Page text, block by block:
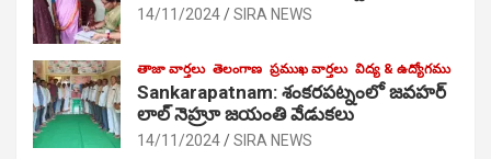
14/11/2024 SIRA NEWS
తాజా వార్తలు తెలంగాణ ప్రముఖ వార్తలు విద్య & ఉద్యోగము
Sankarapatnam: శంకరపట్నంలో జవహర్
లాల్ నెహ్రూ జయంతి వేడుకలు
14/11/2024 SIRA NEWS